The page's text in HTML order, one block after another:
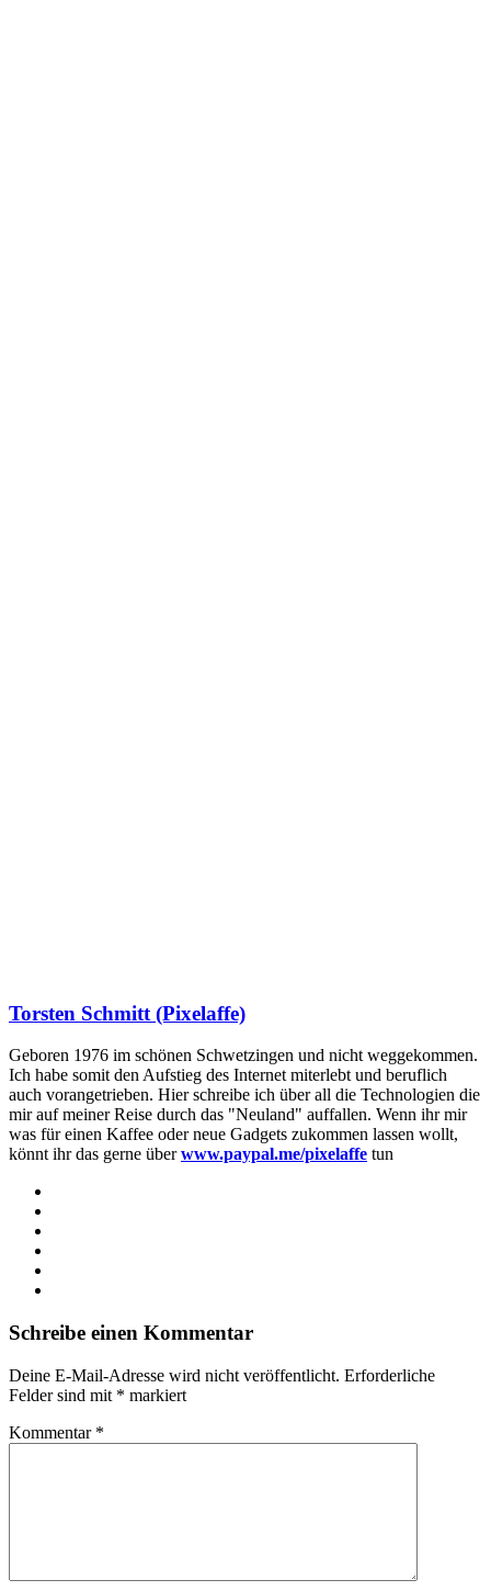
Torsten Schmitt (Pixelaffe)
Geboren 1976 im schönen Schwetzingen und nicht weggekommen.
Ich habe somit den Aufstieg des Internet miterlebt und beruflich
auch vorangetrieben. Hier schreibe ich über all die Technologien die
mir auf meiner Reise durch das "Neuland" auffallen. Wenn ihr mir
was für einen Kaffee oder neue Gadgets zukommen lassen wollt,
könnt ihr das gerne überwww.paypal.me/pixelaffe tun
Schreibe einen Kommentar
Deine E-Mail-Adresse wird nicht veröffentlicht. Erforderliche
Felder sind mit * markiert
Kommentar *